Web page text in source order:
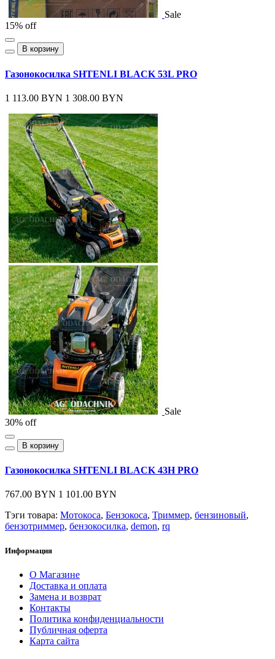
Sale
15% off
В корзину
Газонокосилка SHTENLI BLACK 53L PRO
1 113.00 BYN 1 308.00 BYN
Sale
30% off
В корзину
Газонокосилка SHTENLI BLACK 43H PRO
767.00 BYN 1 101.00 BYN
Тэги товара: Мотокоса, Бензокоса, Триммер, бензиновый,
бензотриммер, бензокосилка, demon, rq
Информация
О Магазине
Доставка и оплата
Замена и возврат
Контакты
Политика конфиденциальности
Публичная оферта
Карта сайта